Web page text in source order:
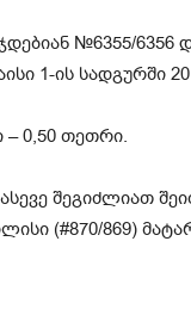
№6355/6356
1-ის სადგურში 20
– 0,50 თეთრი.
შეგიძლიათ
(#870/869)